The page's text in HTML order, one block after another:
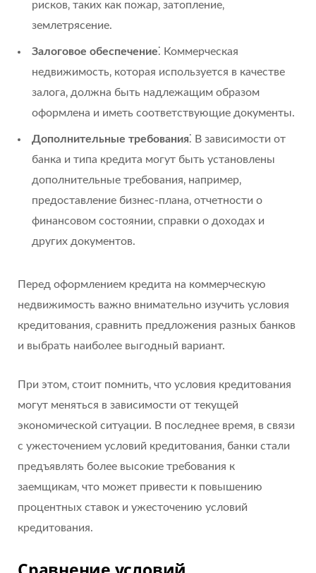
рисков‚ таких как пожар‚ затопление‚
землетрясение.
Залоговое обеспечение⁚ Коммерческая
недвижимость‚ которая используется в качестве
залога‚ должна быть надлежащим образом
оформлена и иметь соответствующие документы.
Дополнительные требования⁚ В зависимости от
банка и типа кредита могут быть установлены
дополнительные требования‚ например‚
предоставление бизнес-плана‚ отчетности о
финансовом состоянии‚ справки о доходах и
других документов.
Перед оформлением кредита на коммерческую
недвижимость важно внимательно изучить условия
кредитования‚ сравнить предложения разных банков
и выбрать наиболее выгодный вариант.
При этом‚ стоит помнить‚ что условия кредитования
могут меняться в зависимости от текущей
экономической ситуации. В последнее время‚ в связи
с ужесточением условий кредитования‚ банки стали
предъявлять более высокие требования к
заемщикам‚ что может привести к повышению
процентных ставок и ужесточению условий
кредитования.